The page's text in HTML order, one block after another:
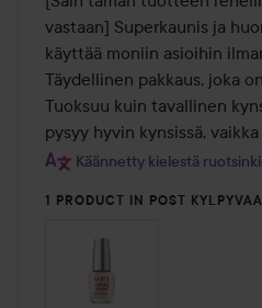
5
vastaan] Superkaunis ja
käyttää moniin asioihin
Täydellinen pakkaus, joka
Tuoksuu kuin tavallinen
pysyy hyvin kynsissä,
Käännetty kielestä
1 PRODUCT IN POST